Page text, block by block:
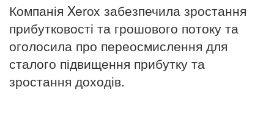
Компанія Xerox забезпечила зростання
прибутковості та грошового потоку та
оголосила про переосмислення для
сталого підвищення прибутку та
зростання доходів.